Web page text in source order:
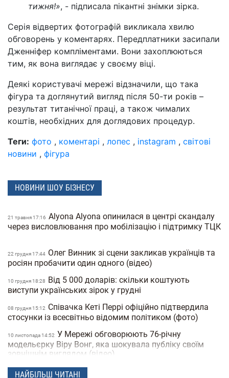
тижня!», - підписала пікантні знімки зірка.
Серія відвертих фотографій викликала хвилю
обговорень у коментарях. Передплатники засипали
Дженніфер компліментами. Вони захоплюються
тим, як вона виглядає у своєму віці.
Деякі користувачі мережі відзначили, що така
фігура та доглянутий вигляд після 50-ти років –
результат титанічної праці, а також чималих
коштів, необхідних для доглядових процедур.
Теги: фото , коментарі , лопес , instagram , світові
новини , фігура
НОВИНИ ШОУ БІЗНЕСУ
21 травня 17:16 Alyona Alyona опинилася в центрі скандалу
через висловлювання про мобілізацію і підтримку ТЦК
22 грудня 17:44 Олег Винник зі сцени закликав українців та
росіян пробачити один одного (відео)
10 грудня 18:28
Від 5 000 доларів: скільки коштують
виступи українських зірок у грудні
08 грудня 15:12
Співачка Кеті Перрі офіційно підтвердила
стосунки із всесвітньо відомим політиком (фото)
10 листопада 14:52 У Мережі обговорюють 76-річну
модельєрку Віру Вонг, яка шокувала публіку своїм
зовнішнім виглядом (відео)
05 листопада 18:06 Анджеліна Джолі визволяла свого
НАЙБІЛЬШ ЧИТАНІ